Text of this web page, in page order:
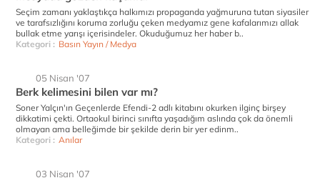
Seçim zamanı yaklaştıkça halkımızı propaganda yağmuruna tutan siyasiler
ve tarafsızlığını koruma zorluğu çeken medyamız gene kafalarımızı allak
bullak etme yarışı içerisindeler. Okuduğumuz her haber b..
Kategori : Basın Yayın / Medya
05 Nisan '07
Berk kelimesini bilen var mı?
Soner Yalçın'ın Geçenlerde Efendi-2 adlı kitabını okurken ilginç birşey
dikkatimi çekti. Ortaokul birinci sınıfta yaşadığım aslında çok da önemli
olmayan ama belleğimde bir şekilde derin bir yer edinm..
Kategori : Anılar
03 Nisan '07